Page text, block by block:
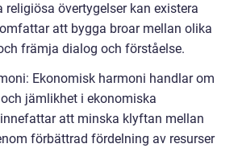
övertygelser kan existera
att bygga broar mellan olika
främja dialog och förståelse.
Ekonomisk harmoni handlar om
jämlikhet i ekonomiska
att minska klyftan mellan
förbättrad fördelning av resurser